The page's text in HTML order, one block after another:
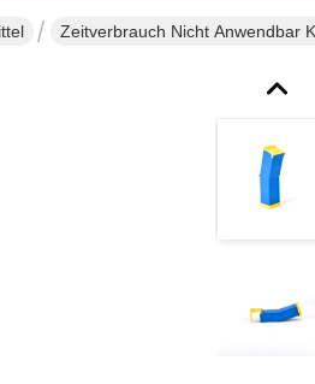
Zeitverbrauch Nicht Anwendbar